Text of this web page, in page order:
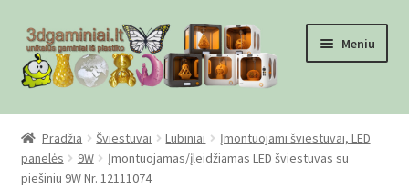
Pereiti
prie
meniu
Pereiti
prie
turinio
Meniu
Pradžia
Checkout
Pradžia Šviestuvai Lubiniai
Įmontuojami šviestuvai, LED
panelės
9W
Įmontuojamas/įleidžiamas LED šviestuvas su
piešiniu 9W Nr. 12111074